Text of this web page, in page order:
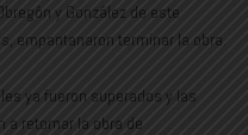
y González de este
empantanaron terminar la obra.
ya fueron superados y las
a retomar la obra de